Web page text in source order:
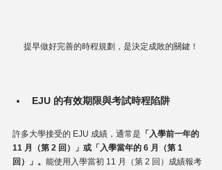
提早做好完善的時程規劃，是決定成敗的關鍵！
EJU 的有效期限與考試時程陷阱
許多大學接受的 EJU 成績，通常是 「入學前一年的
11 月（第 2 回）」或「入學當年的 6 月（第 1
回）」。 能使用入學當初 11 月（第 2 回）成績報考